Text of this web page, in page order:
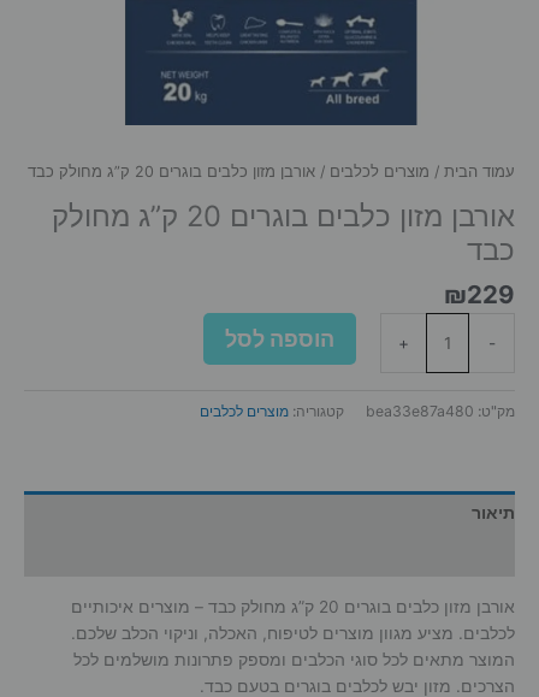
עמוד הבית / מוצרים לכלבים / אורבן מזון כלבים בוגרים 20 ק”ג מחולק כבד
אורבן מזון כלבים בוגרים 20 ק”ג מחולק
כבד
₪229
-
מזון
ק"ג
+ הוספה לסל
מק"ט: bea33e87a480 קטגוריה: מוצרים לכלבים
תיאור
אורבן מזון כלבים בוגרים 20 ק”ג מחולק כבד – מוצרים איכותיים
לכלבים. מציע מגוון מוצרים לטיפוח, האכלה, וניקוי הכלב שלכם.
המוצר מתאים לכל סוגי הכלבים ומספק פתרונות מושלמים לכל
הצרכים. מזון יבש לכלבים בוגרים בטעם כבד.